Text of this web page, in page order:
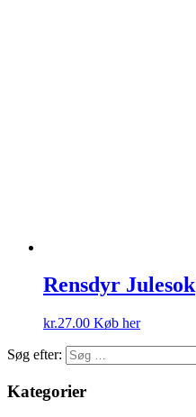
Rensdyr Julesok
kr.27.00 Køb her
Søg efter:
Kategorier